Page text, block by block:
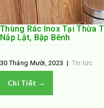
Thùng Rác Inox Tại Thừa
Nắp Lật, Bập Bênh
30 Tháng Mười, 2023 | Tin tức
Chi Tiết →